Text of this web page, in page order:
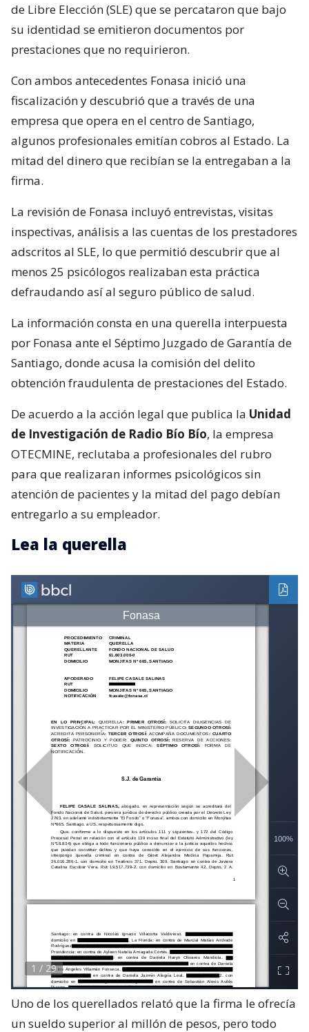
de Libre Elección (SLE) que se percataron que bajo
su identidad se emitieron documentos por
prestaciones que no requirieron.
Con ambos antecedentes Fonasa inició una
fiscalización y descubrió que a través de una
empresa que opera en el centro de Santiago,
algunos profesionales emitían cobros al Estado. La
mitad del dinero que recibían se la entregaban a la
firma.
La revisión de Fonasa incluyó entrevistas, visitas
inspectivas, análisis a las cuentas de los prestadores
adscritos al SLE, lo que permitió descubrir que al
menos 25 psicólogos realizaban esta práctica
defraudando así al seguro público de salud.
La información consta en una querella interpuesta
por Fonasa ante el Séptimo Juzgado de Garantía de
Santiago, donde acusa la comisión del delito
obtención fraudulenta de prestaciones del Estado.
De acuerdo a la acción legal que publica la Unidad
de Investigación de Radio Bío Bío, la empresa
OTECMINE, reclutaba a profesionales del rubro
para que realizaran informes psicológicos sin
atención de pacientes y la mitad del pago debían
entregarlo a su empleador.
Lea la querella
Uno de los querellados relató que la firma le ofrecía
un sueldo superior al millón de pesos, pero todo